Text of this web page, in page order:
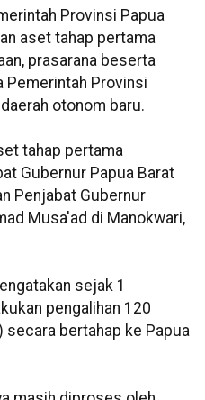
Provinsi Papua
aset tahap pertama
prasarana beserta
Pemerintah Provinsi
otonom baru.
tahap pertama
Gubernur Papua Barat
Penjabat Gubernur
Musa'ad di Manokwari,
sejak 1
pengalihan 120
secara bertahap ke Papua